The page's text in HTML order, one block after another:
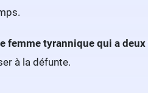
femme tyrannique qui a
à la défunte.